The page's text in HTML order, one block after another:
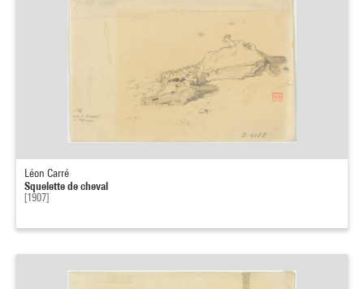
Léon Carré
Squelette de cheval
[1907]